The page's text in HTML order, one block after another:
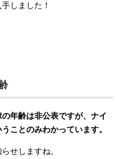
しました！
年齢は非公表ですが、ナイ
ことのみわかっています。
せしますね。